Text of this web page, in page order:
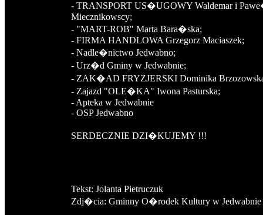
- TRANSPORT US�UGOWY Waldemar i
Miecznikowscy;
- "MART-ROB" Marta Bara�ska;
- FIRMA HANDLOWA Grzegorz Maciaszek;
- Nadle�nictwo Jedwabno;
- Urz�d Gminy w Jedwabnie;
- ZAK�AD FRYZJERSKI Dominika
- Zajazd "OLE�KA" Iwona Pasturska;
- Apteka w Jedwabnie
- OSP Jedwabno
SERDECZNIE DZI�KUJEMY !!!
Tekst: Jolanta Pietruczuk
Zdj�cia: Gminny O�rodek Kultury w Jedwabnie